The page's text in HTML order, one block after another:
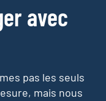
avec
pas les seuls
mais nous